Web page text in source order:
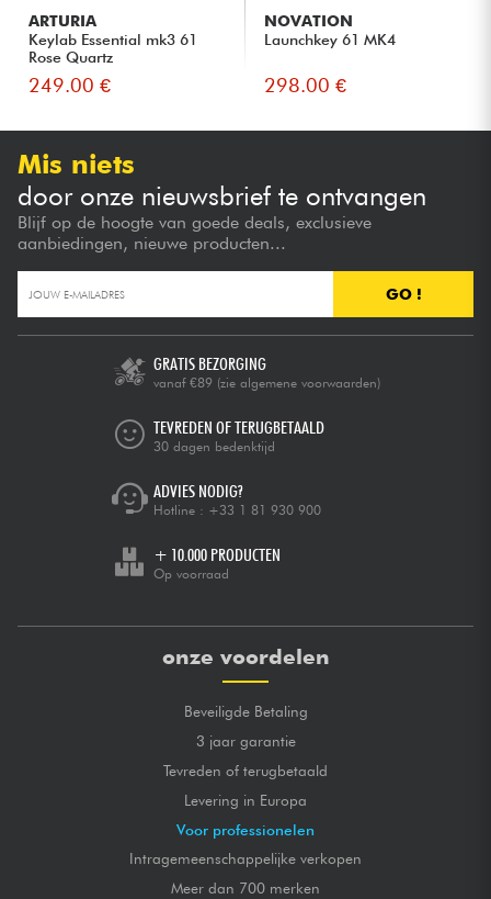
ARTURIA
Keylab Essential mk3 61
Rose Quartz
249.00 €
NOVATION
Launchkey 61 MK4
298.00 €
Mis niets
door onze nieuwsbrief te ontvangen
Blijf op de hoogte van goede deals, exclusieve
aanbiedingen, nieuwe producten...
GO !
GRATIS BEZORGING
vanaf €89 (zie algemene voorwaarden)
TEVREDEN OF TERUGBETAALD
30 dagen bedenktijd
ADVIES NODIG?
Hotline : +33 1 81 930 900
+ 10.000 PRODUCTEN
Op voorraad
onze voordelen
Beveiligde Betaling
3 jaar garantie
Tevreden of terugbetaald
Levering in Europa
Voor professionelen
Intragemeenschappelijke verkopen
Meer dan 700 merken